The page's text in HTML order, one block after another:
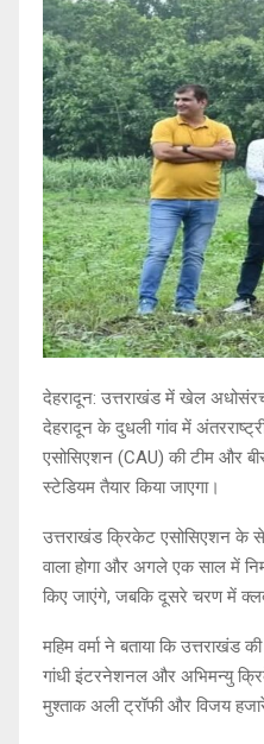
देहरादून: उत्तराखंड में खेल
देहरादून के दुधली गांव में
एसोसिएशन (CAU) की टीम और
स्टेडियम तैयार किया जाएगा।
उत्तराखंड क्रिकेट एसोसिएशन के
वाला होगा और अगले एक साल में
किए जाएंगे, जबकि दूसरे चरण में
महिम वर्मा ने बताया कि उत्तराखंड
गांधी इंटरनेशनल और अभिमन्यु
मुश्ताक अली ट्रॉफी और विजय